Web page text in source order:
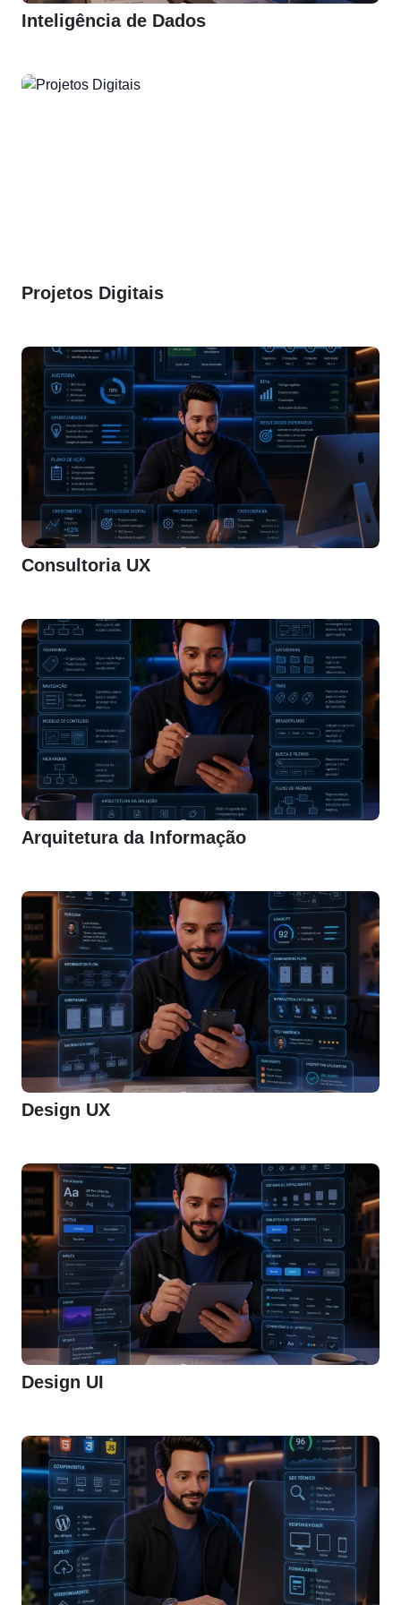
Inteligência de Dados
Projetos Digitais
Consultoria UX
Arquitetura da Informação
Design UX
Design UI